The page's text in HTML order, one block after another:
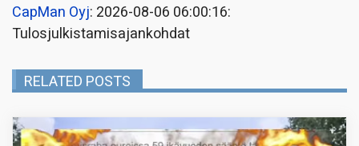
CapMan Oyj: 2026-08-06 06:00:16:
Tulosjulkistamisajankohdat
RELATED POSTS